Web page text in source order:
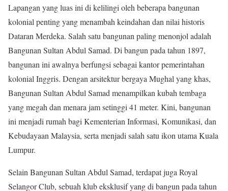
Lapangan yang luas ini di kelilingi oleh beberapa bangunan
kolonial penting yang menambah keindahan dan nilai historis
Dataran Merdeka. Salah satu bangunan paling menonjol adalah
Bangunan Sultan Abdul Samad. Di bangun pada tahun 1897,
bangunan ini awalnya berfungsi sebagai kantor pemerintahan
kolonial Inggris. Dengan arsitektur bergaya Mughal yang khas,
Bangunan Sultan Abdul Samad menampilkan kubah tembaga
yang megah dan menara jam setinggi 41 meter. Kini, bangunan
ini menjadi rumah bagi Kementerian Informasi, Komunikasi, dan
Kebudayaan Malaysia, serta menjadi salah satu ikon utama Kuala
Lumpur.
Selain Bangunan Sultan Abdul Samad, terdapat juga Royal
Selangor Club, sebuah klub eksklusif yang di bangun pada tahun